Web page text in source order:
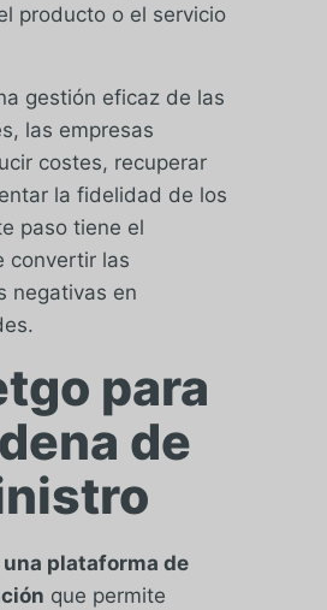
producto o el servicio
gestión eficaz de las
las empresas
costes, recuperar
la fidelidad de los
paso tiene el
convertir las
negativas en
para
de
plataforma de
que permite